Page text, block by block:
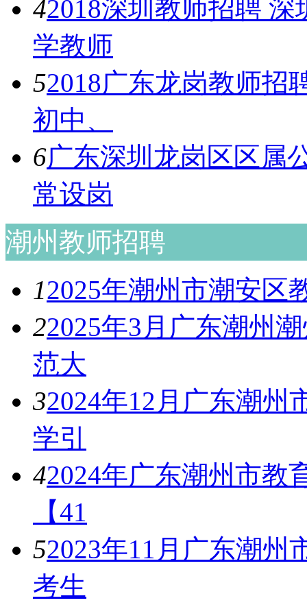
42018深圳教师招聘
学教师
52018广东龙岗教师招
初中、
6广东深圳龙岗区区属
常设岗
潮州教师招聘
12025年潮州市潮安区
22025年3月广东潮州
范大
32024年12月广东潮州
学引
42024年广东潮州市教
【41
52023年11月广东潮州
考生